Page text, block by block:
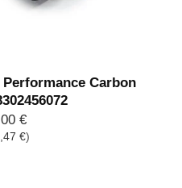
Performance Carbon
€Aktueller
Preis
ist:
€)